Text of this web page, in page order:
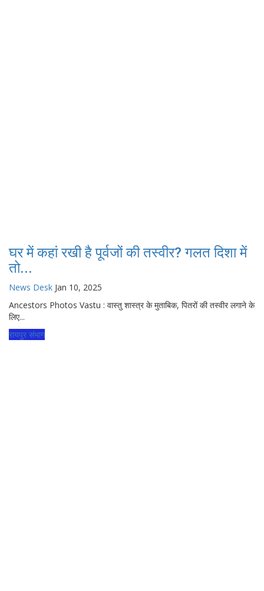
घर में कहां रखी है पूर्वजों की तस्वीर? गलत दिशा में
तो...
News Desk Jan 10, 2025
Ancestors Photos Vastu : वास्तु शास्त्र के मुताबिक, पितरों की तस्वीर लगाने के
लिए...
रायपुर संभाग